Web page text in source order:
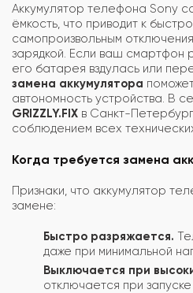
Аккумулятор телефона Sony
ёмкость, что приводит к
самопроизвольным
зарядкой. Если ваш смартфон
его батарея вздулась или
замена аккумулятора
автономность устройства. В
GRIZZLY.FIX в Санкт-
соблюдением всех
Когда требуется замена
Признаки, что аккумулятор
замене:
Быстро разряжается.
даже при минимальной
Выключается при
отключается при